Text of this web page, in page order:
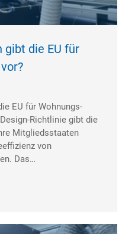
gibt die EU für
EU für Wohnungs­
Richtlinie gibt die
Mitgliedsstaaten
von
Das…